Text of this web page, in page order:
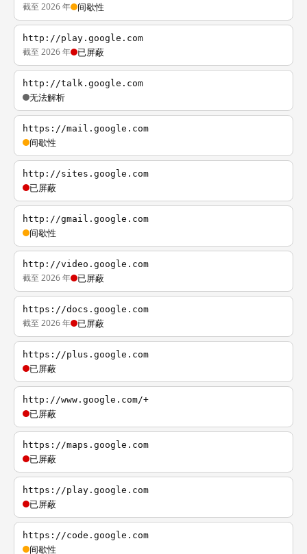
截至 2026 年 间歇性
http://play.google.com
截至 2026 年 已屏蔽
http://talk.google.com
无法解析
https://mail.google.com
间歇性
http://sites.google.com
已屏蔽
http://gmail.google.com
间歇性
http://video.google.com
截至 2026 年 已屏蔽
https://docs.google.com
截至 2026 年 已屏蔽
https://plus.google.com
已屏蔽
http://www.google.com/+
已屏蔽
https://maps.google.com
已屏蔽
https://play.google.com
已屏蔽
https://code.google.com
间歇性